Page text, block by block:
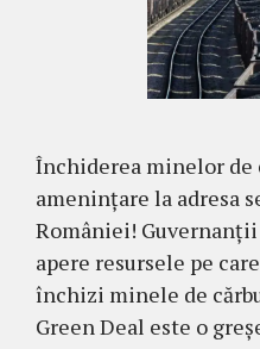
Închiderea minelor de
amenințare la adresa
României!
apere resursele pe
închizi minele de
Green Deal este o